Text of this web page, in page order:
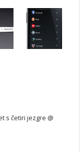
s četiri jezgre @